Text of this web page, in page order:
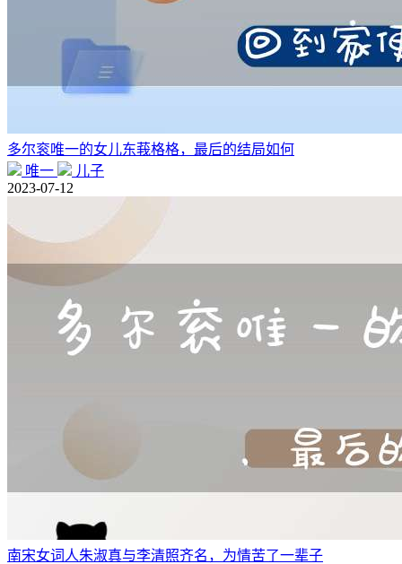
多尔衮唯一的女儿东莪格格，最后的结局如何
唯一
儿子
2023-07-12
南宋女词人朱淑真与李清照齐名，为情苦了一辈子